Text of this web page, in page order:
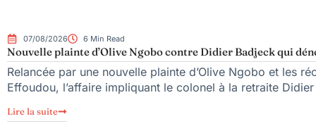
07/08/2026 6 Min Read
Nouvelle plainte d’Olive Ngobo contre Didier Badjeck qui
Relancée par une nouvelle plainte d’Olive Ngobo et les
Effoudou, l’affaire impliquant le colonel à la retraite
Lire la suite